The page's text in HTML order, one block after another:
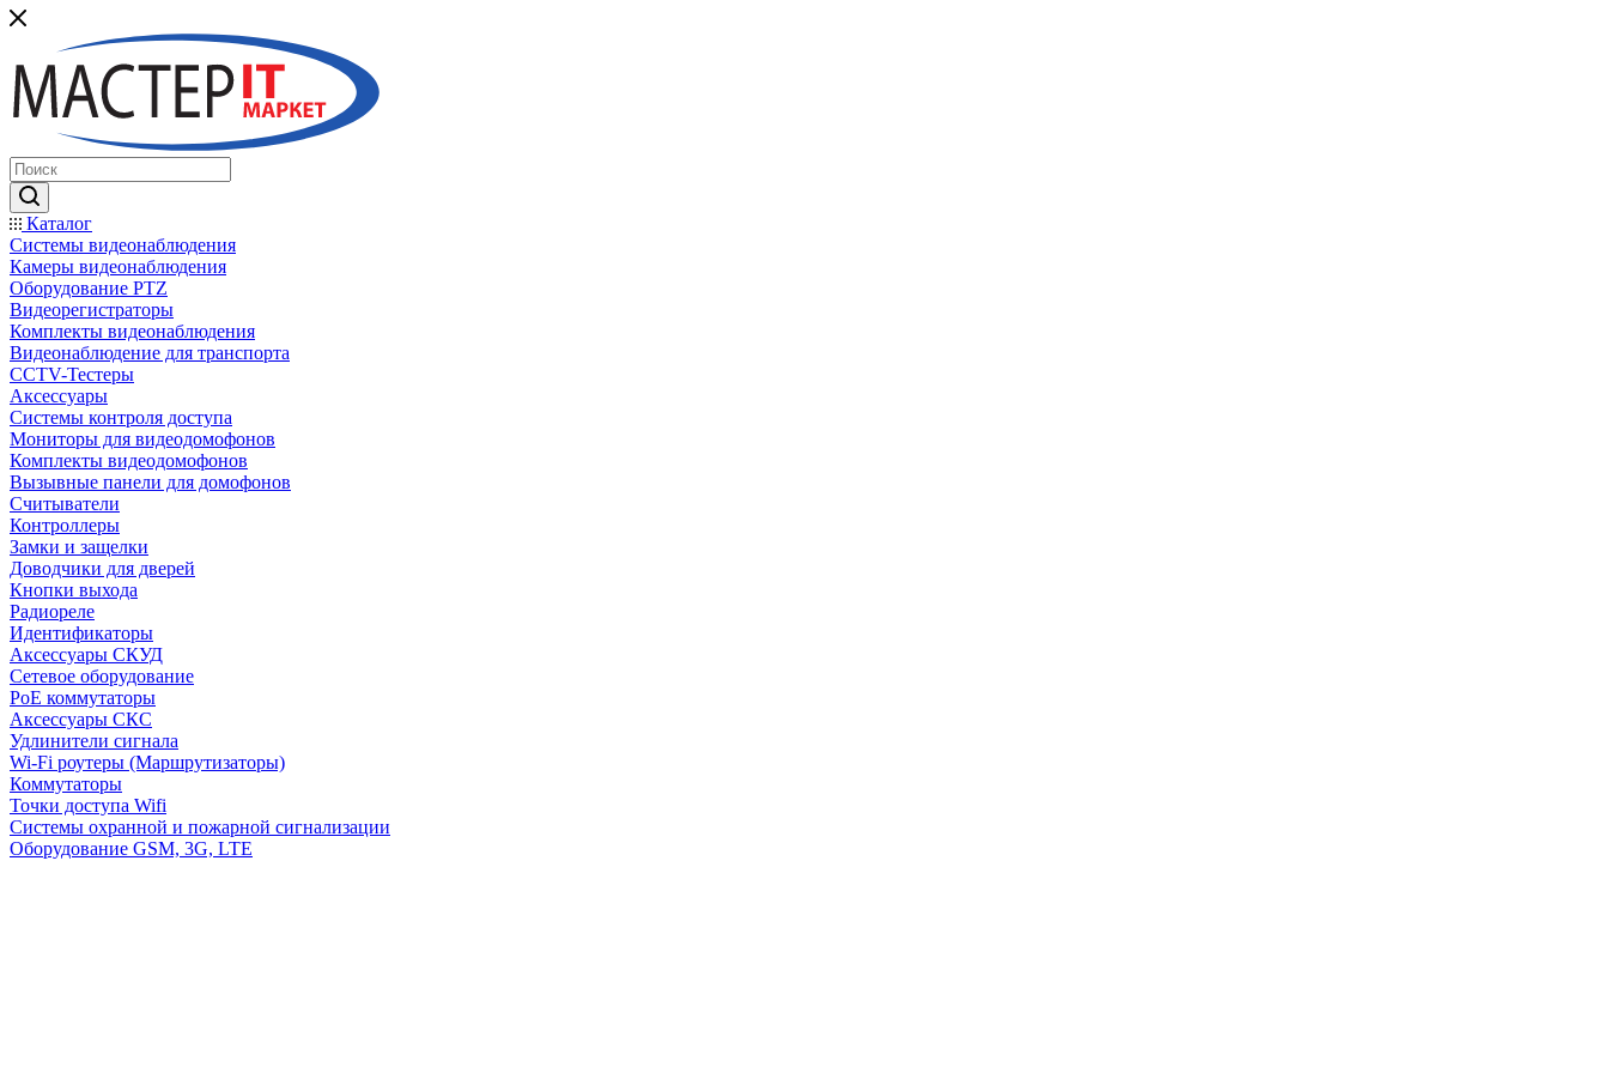
Каталог
Системы видеонаблюдения
Камеры видеонаблюдения
Оборудование PTZ
Видеорегистраторы
Комплекты видеонаблюдения
Видеонаблюдение для транспорта
CCTV-Тестеры
Аксессуары
Системы контроля доступа
Мониторы для видеодомофонов
Комплекты видеодомофонов
Вызывные панели для домофонов
Считыватели
Контроллеры
Замки и защелки
Доводчики для дверей
Кнопки выхода
Радиореле
Идентификаторы
Аксессуары СКУД
Сетевое оборудование
PoE коммутаторы
Аксессуары СКС
Удлинители сигнала
Wi-Fi роутеры (Маршрутизаторы)
Коммутаторы
Точки доступа Wifi
Системы охранной и пожарной сигнализации
Оборудование GSM, 3G, LTE